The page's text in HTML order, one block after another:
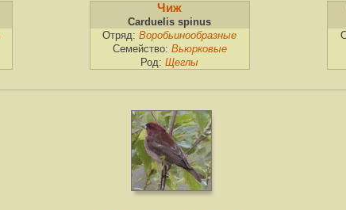
Чиж
Carduelis spinus
Отряд: Воробьинообразные
Семейство: Вьюрковые
Род: Щеглы